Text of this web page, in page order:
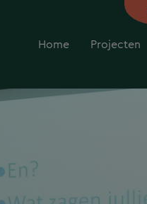
Home Projecten